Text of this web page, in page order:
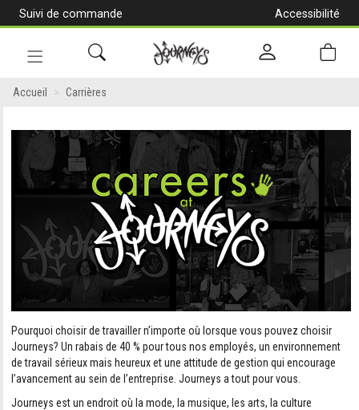
Suivi de commande
Accessibilité
en
Accueil Carrières
Carrières
Travailler
chez
Journeys
Pourquoi choisir de travailler n’importe où lorsque vous pouvez choisir
Journeys? Un rabais de 40 % pour tous nos employés, un environnement
de travail sérieux mais heureux et une attitude de gestion qui encourage
l’avancement au sein de l’entreprise. Journeys a tout pour vous.
Journeys est un endroit où la mode, la musique, les arts, la culture